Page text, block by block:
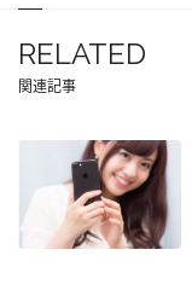
RELATED
関連記事